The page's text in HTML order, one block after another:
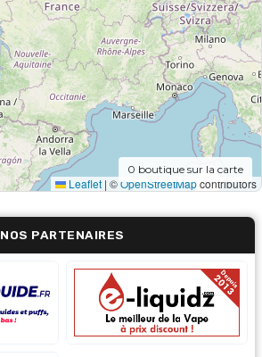
Leaflet | ©OpenStreetMapcontributors
0 boutique sur la carte
NOS PARTENAIRES